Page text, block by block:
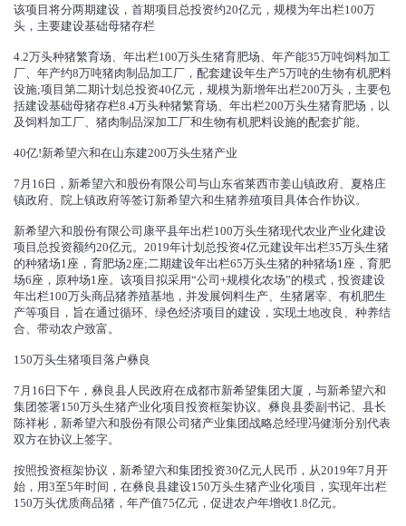
该项目将分两期建设，首期项目总投资约20亿元，规模为年出栏100万
头，主要建设基础母猪存栏
4.2万头种猪繁育场、年出栏100万头生猪育肥场、年产能35万吨饲料加工
厂、年产约8万吨猪肉制品加工厂，配套建设年生产5万吨的生物有机肥料
设施;项目第二期计划总投资40亿元，规模为新增年出栏200万头，主要包
括建设基础母猪存栏8.4万头种猪繁育场、年出栏200万头生猪育肥场，以
及饲料加工厂、猪肉制品深加工厂和生物有机肥料设施的配套扩能。
40亿!新希望六和在山东建200万头生猪产业
7月16日，新希望六和股份有限公司与山东省莱西市姜山镇政府、夏格庄
镇政府、院上镇政府等签订新希望六和生猪养殖项目具体合作协议。
新希望六和股份有限公司康平县年出栏100万头生猪现代农业产业化建设
项目总投资额约20亿元。2019年计划总投资4亿元建设年出栏35万头生猪
的种猪场1座，育肥场2座;二期建设年出栏65万头生猪的种猪场1座，育肥
场6座，原种场1座。该项目拟采用“公司+规模化农场”的模式，投资建设
年出栏100万头商品猪养殖基地，并发展饲料生产、生猪屠宰、有机肥生
产等项目，旨在通过循环、绿色经济项目的建设，实现土地改良、种养结
合、带动农户致富。
150万头生猪项目落户彝良
7月16日下午，彝良县人民政府在成都市新希望集团大厦，与新希望六和
集团签署150万头生猪产业化项目投资框架协议。彝良县委副书记、县长
陈祥彬，新希望六和股份有限公司猪产业集团战略总经理冯健渐分别代表
双方在协议上签字。
按照投资框架协议，新希望六和集团投资30亿元人民币，从2019年7月开
始，用3至5年时间，在彝良县建设150万头生猪产业化项目，实现年出栏
150万头优质商品猪，年产值75亿元，促进农户年增收1.8亿元。